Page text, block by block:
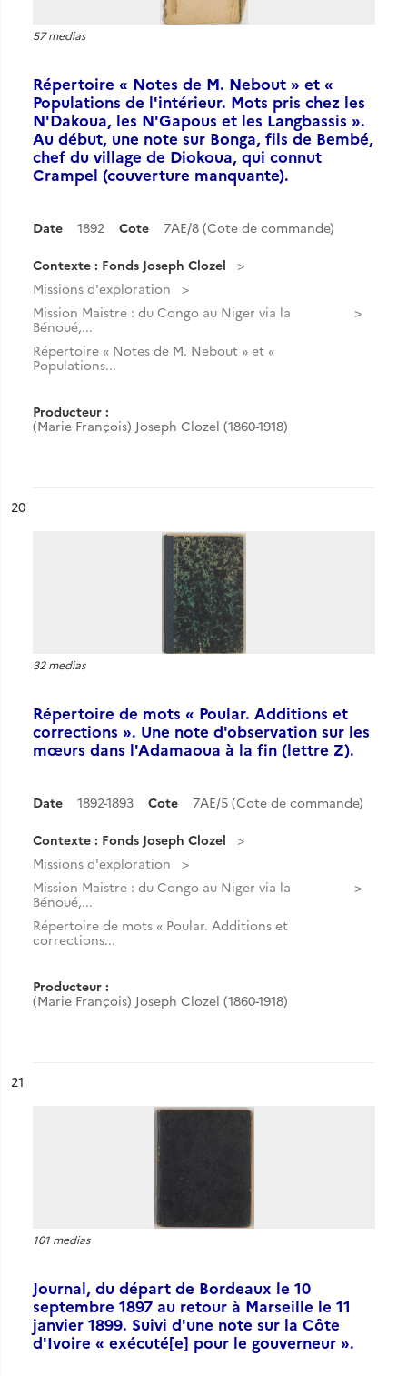
57 medias
Répertoire « Notes de M. Nebout » et «
Populations de l'intérieur. Mots pris chez les
N'Dakoua, les N'Gapous et les Langbassis ».
Au début, une note sur Bonga, fils de Bembé,
chef du village de Diokoua, qui connut
Crampel (couverture manquante).
Date 1892 Cote 7AE/8 (Cote de commande)
Contexte : Fonds Joseph Clozel
Missions d'exploration
Mission Maistre : du Congo au Niger via la
Bénoué,...
Répertoire « Notes de M. Nebout » et «
Populations...
Producteur :
(Marie François) Joseph Clozel (1860-1918)
n°
20
32 medias
Répertoire de mots « Poular. Additions et
corrections ». Une note d'observation sur les
mœurs dans l'Adamaoua à la fin (lettre Z).
Date 1892-1893 Cote 7AE/5 (Cote de commande)
Contexte : Fonds Joseph Clozel
Missions d'exploration
Mission Maistre : du Congo au Niger via la
Bénoué,...
Répertoire de mots « Poular. Additions et
corrections...
Producteur :
(Marie François) Joseph Clozel (1860-1918)
n°
21
101 medias
Journal, du départ de Bordeaux le 10
septembre 1897 au retour à Marseille le 11
janvier 1899. Suivi d'une note sur la Côte
d'Ivoire « exécuté[e] pour le gouverneur ».